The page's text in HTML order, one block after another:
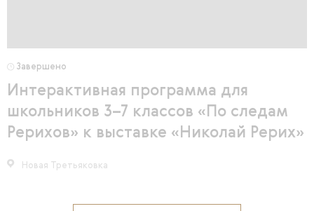
Завершено
Интерактивная программа для
школьников 3–7 классов «По следам
Рерихов» к выставке «Николай Рерих»
Новая Третьяковка